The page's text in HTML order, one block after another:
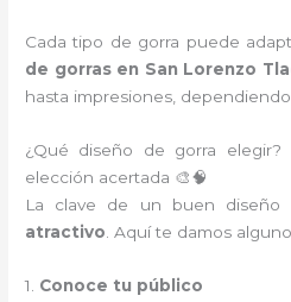
Cada tipo de gorra puede
de gorras en San Lorenzo
hasta impresiones,
¿Qué diseño de gorra elegir?
elección acertada 🎨🧠
La clave de un buen diseño
atractivo. Aquí te damos
1. Conoce tu público